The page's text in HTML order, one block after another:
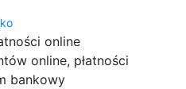
online
online, płatności
bankowy